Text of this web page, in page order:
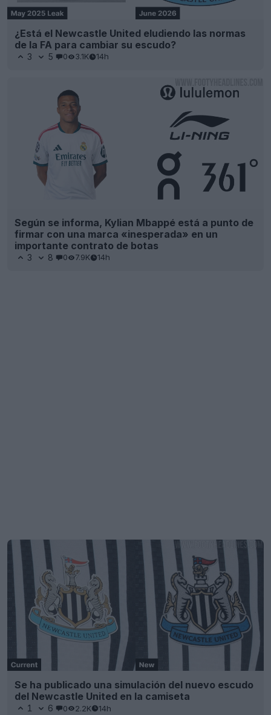
¿Está el Newcastle United eludiendo las normas
de la FA para cambiar su escudo?
3 5 0 3.1K 14h
Según se informa, Kylian Mbappé está a punto de
firmar con una marca «inesperada» en un
importante contrato de botas
3 8 0 7.9K 14h
Se ha publicado una simulación del nuevo escudo
del Newcastle United en la camiseta
1 6 0 2.2K 14h